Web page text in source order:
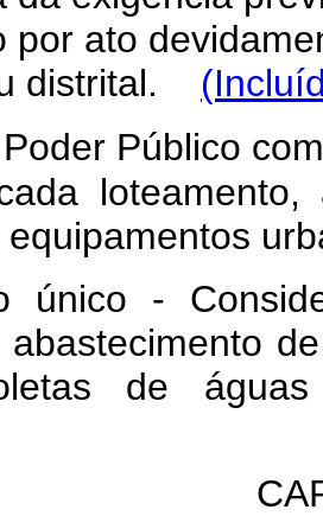
por ato
distrital.
Público
único -
abastecimento
de